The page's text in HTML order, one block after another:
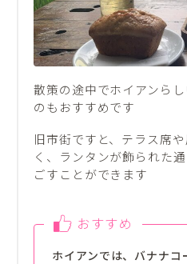
散策の途中でホイアンら
のもおすすめです
旧市街ですと、テラス席
く、ランタンが飾られた
ごすことができます
おすすめ
ホイアンでは、バナナ